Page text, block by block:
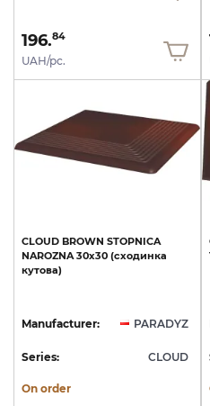
196.84
UAH/pc.
CLOUD BROWN STOPNICA
NAROZNA 30х30 (сходинка
кутова)
Manufacturer: PARADYZ
Series: CLOUD
On order